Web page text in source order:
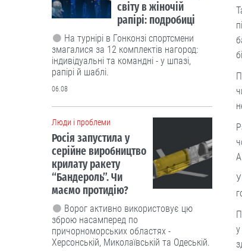
світу в жіночій
рапірі: подробиці
На турнірі в Гонконзі спортсмени
змагалися за 12 комплектів нагород:
індивідуальні та командні - у шпазі,
рапірі й шаблі.
06.08
Люди і проблеми
Росія запустила у
серійне виробництво
крилату ракету
“Бандероль”. Чи
маємо протидію?
Ворог активно використовує цю
зброю насамперед по
причорноморських областях -
Херсонській, Миколаївській та Одеській.